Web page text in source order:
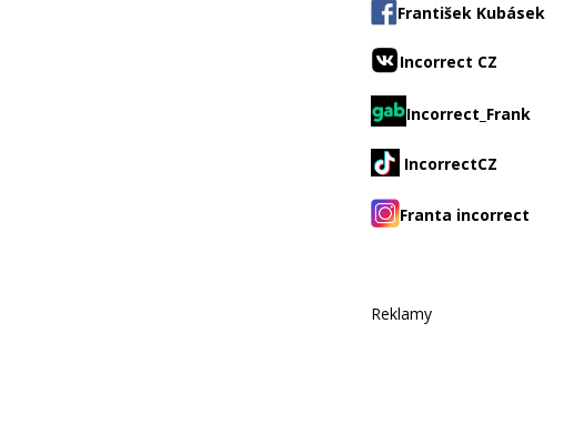
František Kubásek
Incorrect CZ
Incorrect_Frank
IncorrectCZ
Franta incorrect
Reklamy